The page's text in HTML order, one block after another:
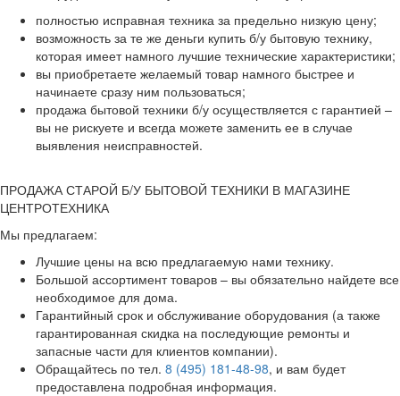
полностью исправная техника за предельно низкую цену;
возможность за те же деньги купить б/у бытовую технику,
которая имеет намного лучшие технические характеристики;
вы приобретаете желаемый товар намного быстрее и
начинаете сразу ним пользоваться;
продажа бытовой техники б/у осуществляется с гарантией –
вы не рискуете и всегда можете заменить ее в случае
выявления неисправностей.
ПРОДАЖА СТАРОЙ Б/У БЫТОВОЙ ТЕХНИКИ В МАГАЗИНЕ
ЦЕНТРОТЕХНИКА
Мы предлагаем:
Лучшие цены на всю предлагаемую нами технику.
Большой ассортимент товаров – вы обязательно найдете все
необходимое для дома.
Гарантийный срок и обслуживание оборудования (а также
гарантированная скидка на последующие ремонты и
запасные части для клиентов компании).
Обращайтесь по тел. 8 (495) 181-48-98, и вам будет
предоставлена подробная информация.